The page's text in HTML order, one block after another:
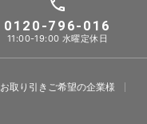
0120-796-016
11:00-19:00 水曜定休日
お取り引きご希望の企業様